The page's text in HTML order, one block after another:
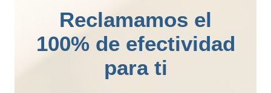
Reclamamos el
100% de efectividad
para ti